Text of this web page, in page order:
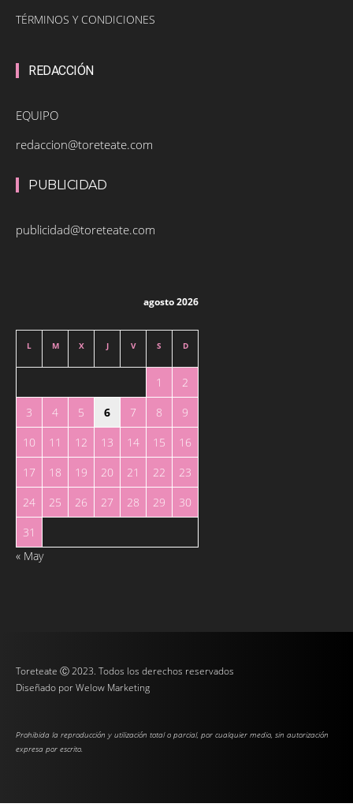
TÉRMINOS Y CONDICIONES
REDACCIÓN
EQUIPO
redaccion@toreteate.com
PUBLICIDAD
publicidad@toreteate.com
agosto 2026
L M X J V S D
1
2
3
4 5 6 7 8
9
10
11 12 13 14 15
16
17
18 19 20 21 22
23
24
25 26 27 28 29
30
31
« May
Toreteate Ⓒ 2023. Todos los derechos reservados
Diseñado porWelow Marketing
Prohibida la reproducción y utilización total o parcial, por cualquier medio, sin autorización
expresa por escrito.